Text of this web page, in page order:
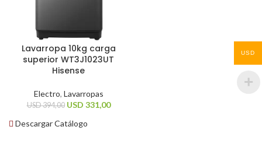
Lavarropa 10kg carga
superior WT3J1023UT
Hisense
Electro, Lavarropas
USD394,00 USD 331,00
Descargar Catálogo
USD